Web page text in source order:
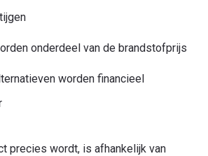
onderdeel van de brandstofprijs
worden financieel
precies wordt, is afhankelijk van